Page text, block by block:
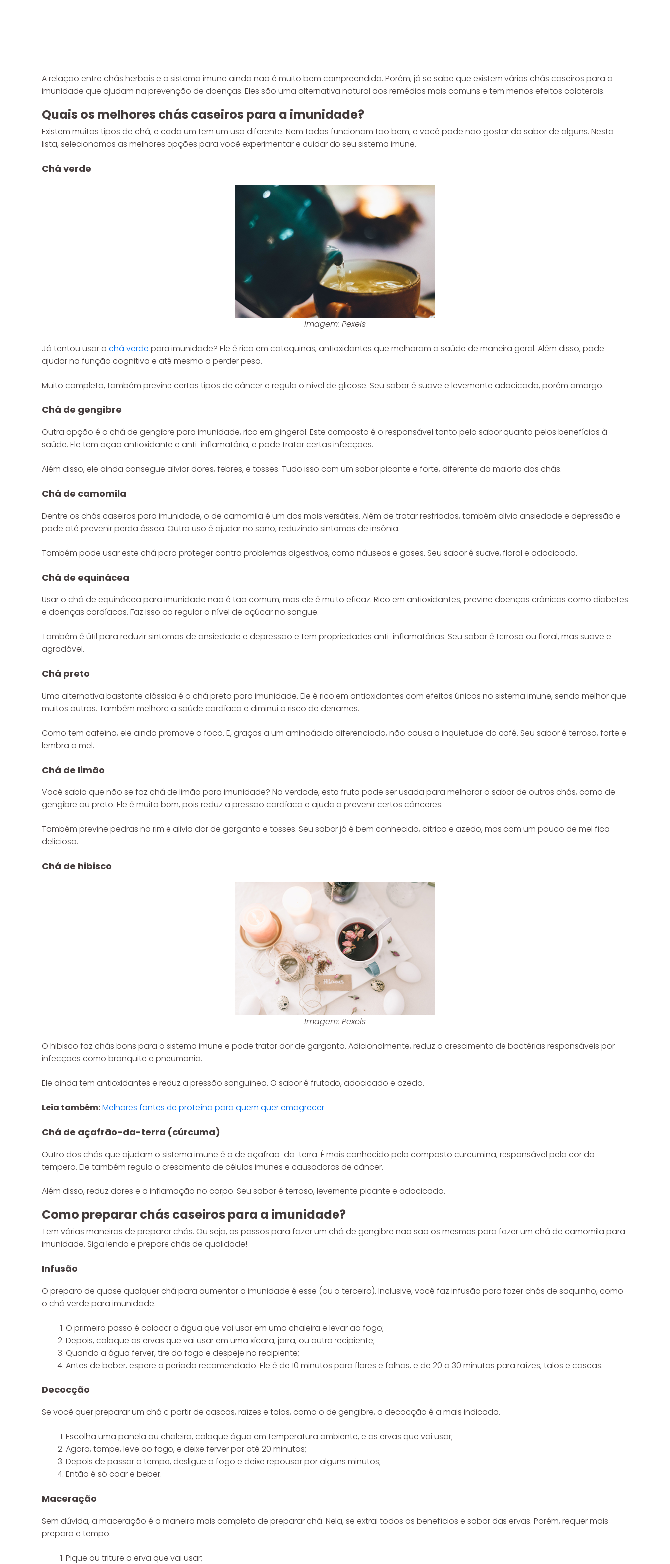
A relação entre chás herbais e o sistema imune ainda não é muito bem compreendida. Porém, já se sabe que existem vários chás caseiros para a
imunidade que ajudam na prevenção de doenças. Eles são uma alternativa natural aos remédios mais comuns e tem menos efeitos colaterais.
Quais os melhores chás caseiros para a imunidade?
Existem muitos tipos de chá, e cada um tem um uso diferente. Nem todos funcionam tão bem, e você pode não gostar do sabor de alguns. Nesta
lista, selecionamos as melhores opções para você experimentar e cuidar do seu sistema imune.
Chá verde
Imagem: Pexels
Já tentou usar o chá verde para imunidade? Ele é rico em catequinas, antioxidantes que melhoram a saúde de maneira geral. Além disso, pode
ajudar na função cognitiva e até mesmo a perder peso.
Muito completo, também previne certos tipos de câncer e regula o nível de glicose. Seu sabor é suave e levemente adocicado, porém amargo.
Chá de gengibre
Outra opção é o chá de gengibre para imunidade, rico em gingerol. Este composto é o responsável tanto pelo sabor quanto pelos benefícios à
saúde. Ele tem ação antioxidante e anti-inflamatória, e pode tratar certas infecções.
Além disso, ele ainda consegue aliviar dores, febres, e tosses. Tudo isso com um sabor picante e forte, diferente da maioria dos chás.
Chá de camomila
Dentre os chás caseiros para imunidade, o de camomila é um dos mais versáteis. Além de tratar resfriados, também alivia ansiedade e depressão e
pode até prevenir perda óssea. Outro uso é ajudar no sono, reduzindo sintomas de insônia.
Também pode usar este chá para proteger contra problemas digestivos, como náuseas e gases. Seu sabor é suave, floral e adocicado.
Chá de equinácea
Usar o chá de equinácea para imunidade não é tão comum, mas ele é muito eficaz. Rico em antioxidantes, previne doenças crônicas como diabetes
e doenças cardíacas. Faz isso ao regular o nível de açúcar no sangue.
Também é útil para reduzir sintomas de ansiedade e depressão e tem propriedades anti-inflamatórias. Seu sabor é terroso ou floral, mas suave e
agradável.
Chá preto
Uma alternativa bastante clássica é o chá preto para imunidade. Ele é rico em antioxidantes com efeitos únicos no sistema imune, sendo melhor que
muitos outros. Também melhora a saúde cardíaca e diminui o risco de derrames.
Como tem cafeína, ele ainda promove o foco. E, graças a um aminoácido diferenciado, não causa a inquietude do café. Seu sabor é terroso, forte e
lembra o mel.
Chá de limão
Você sabia que não se faz chá de limão para imunidade? Na verdade, esta fruta pode ser usada para melhorar o sabor de outros chás, como de
gengibre ou preto. Ele é muito bom, pois reduz a pressão cardíaca e ajuda a prevenir certos cânceres.
Também previne pedras no rim e alivia dor de garganta e tosses. Seu sabor já é bem conhecido, cítrico e azedo, mas com um pouco de mel fica
delicioso.
Chá de hibisco
Imagem: Pexels
O hibisco faz chás bons para o sistema imune e pode tratar dor de garganta. Adicionalmente, reduz o crescimento de bactérias responsáveis por
infecções como bronquite e pneumonia.
Ele ainda tem antioxidantes e reduz a pressão sanguínea. O sabor é frutado, adocicado e azedo.
Leia também:Melhores fontes de proteína para quem quer emagrecer
Chá de açafrão-da-terra (cúrcuma)
Outro dos chás que ajudam o sistema imune é o de açafrão-da-terra. É mais conhecido pelo composto curcumina, responsável pela cor do
tempero. Ele também regula o crescimento de células imunes e causadoras de câncer.
Além disso, reduz dores e a inflamação no corpo. Seu sabor é terroso, levemente picante e adocicado.
Como preparar chás caseiros para a imunidade?
Tem várias maneiras de preparar chás. Ou seja, os passos para fazer um chá de gengibre não são os mesmos para fazer um chá de camomila para
imunidade. Siga lendo e prepare chás de qualidade!
Infusão
O preparo de quase qualquer chá para aumentar a imunidade é esse (ou o terceiro). Inclusive, você faz infusão para fazer chás de saquinho, como
o chá verde para imunidade.
O primeiro passo é colocar a água que vai usar em uma chaleira e levar ao fogo;
Depois, coloque as ervas que vai usar em uma xícara, jarra, ou outro recipiente;
Quando a água ferver, tire do fogo e despeje no recipiente;
Antes de beber, espere o período recomendado. Ele é de 10 minutos para flores e folhas, e de 20 a 30 minutos para raízes, talos e cascas.
Decocção
Se você quer preparar um chá a partir de cascas, raízes e talos, como o de gengibre, a decocção é a mais indicada.
Escolha uma panela ou chaleira, coloque água em temperatura ambiente, e as ervas que vai usar;
Agora, tampe, leve ao fogo, e deixe ferver por até 20 minutos;
Depois de passar o tempo, desligue o fogo e deixe repousar por alguns minutos;
Então é só coar e beber.
Maceração
Sem dúvida, a maceração é a maneira mais completa de preparar chá. Nela, se extrai todos os benefícios e sabor das ervas. Porém, requer mais
preparo e tempo.
Pique ou triture a erva que vai usar;